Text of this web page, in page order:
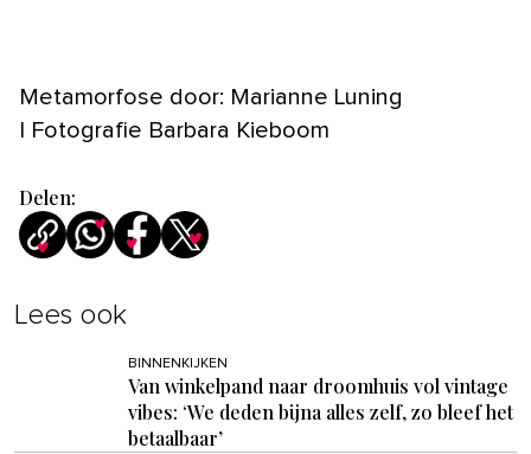
Metamorfose door: Marianne Luning
| Fotografie Barbara Kieboom
Delen:
Lees ook
BINNENKIJKEN
Van winkelpand naar droomhuis vol vintage
vibes: ‘We deden bijna alles zelf, zo bleef het
betaalbaar’